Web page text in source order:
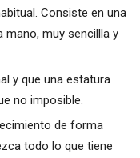
Consiste en una
mano, muy sencillla y
y que una estatura
no imposible.
de forma
todo lo que tiene